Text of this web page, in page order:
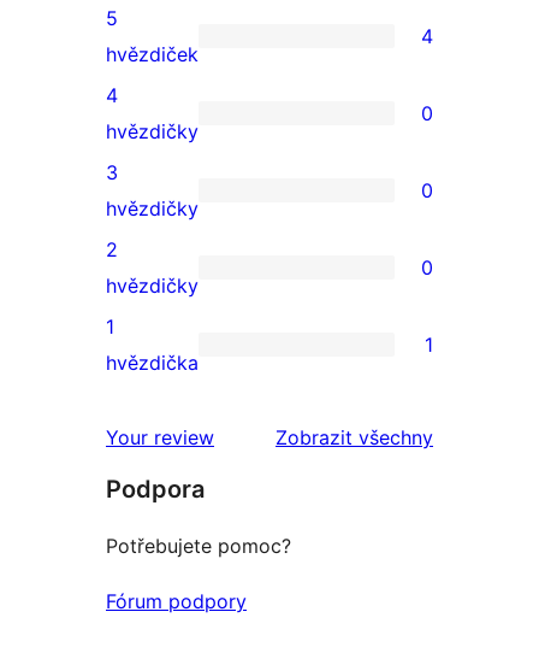
4
5hvězdičkové
hodnocení
5
hvězdiček
4
0
4hvězdičkové
hodnocení
4
hvězdičky
0
0
3hvězdičkové
hodnocení
3
hvězdičky
0
0
2hvězdičkové
hodnocení
2
hvězdičky
0
1
hodnocení
1
hvězdička
1
Your review
Zobrazit všechny
Podpora
Potřebujete pomoc?
Fórum podpory